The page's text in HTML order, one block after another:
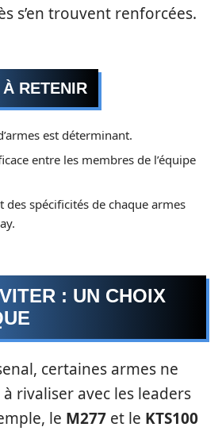
s’en trouvent renforcées.
RETENIR
est déterminant.
entre les membres de l’équipe
des spécificités de chaque armes
: UN CHOIX
certaines armes ne
rivaliser avec les leaders
le M277 et le KTS100